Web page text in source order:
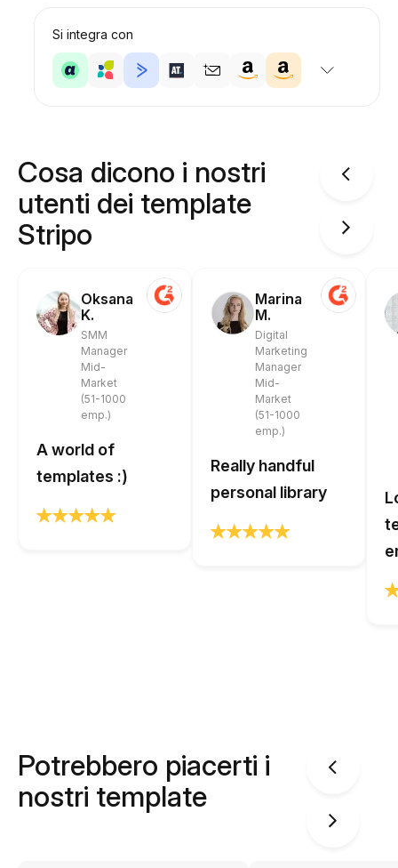
Si integra con
Cosa dicono i nostri
utenti dei template
Stripo
Oksana
K.
SMM
Manager
Mid-
Market
(51-1000
emp.)
A world of
templates :)
Marina
M.
Digital
Marketing
Manager
Mid-
Market
(51-1000
emp.)
Really handful
personal library
Potrebbero piacerti i
nostri template